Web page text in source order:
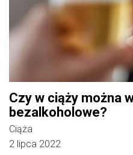
Czy w ciąży można
bezalkoholowe?
Ciąża
2 lipca 2022